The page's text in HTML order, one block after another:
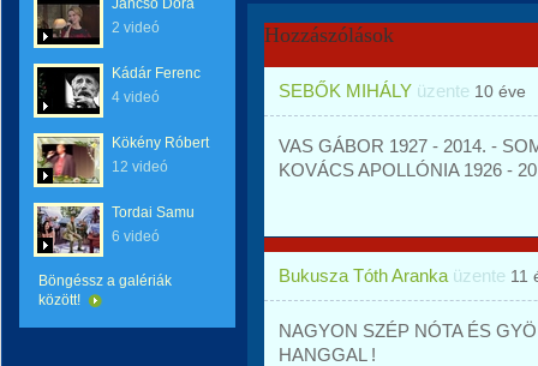
Jancsó Dóra
2 videó
Kádár Ferenc
4 videó
Kökény Róbert
12 videó
Tordai Samu
6 videó
Böngéssz a galériák
között!
Hozzászólások
SEBŐK MIHÁLY üzente 10 éve
VAS GÁBOR 1927 - 2014. -
KOVÁCS APOLLÓNIA 1926 -
Bukusza Tóth Aranka üzente 11
NAGYON SZÉP NÓTA ÉS
HANGGAL !